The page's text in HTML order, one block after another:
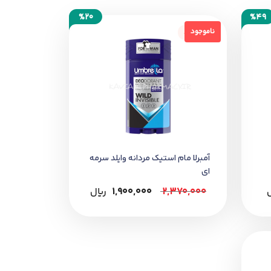
تحریک‌شده یا آسیب‌دیده خودداری
%49
ناموجود
%20
ناموجود
آمبرلا مام استيک مردانه وايلد سرمه
اي
2,370,000
1,900,000 ﷼